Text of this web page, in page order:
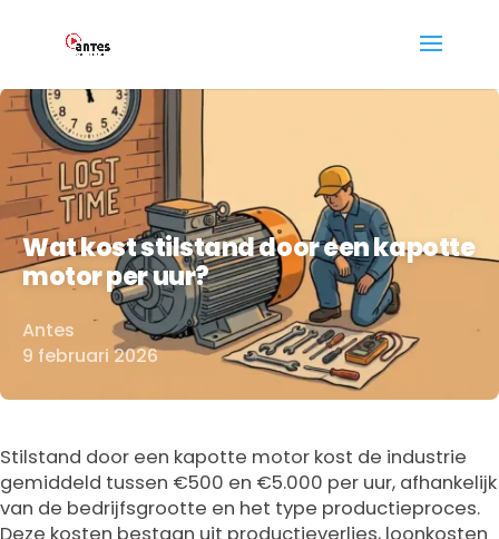
Wat kost stilstand door een kapotte
motor per uur?
Door
Antes
9 februari 2026
Stilstand door een kapotte motor kost de industrie
gemiddeld tussen €500 en €5.000 per uur, afhankelijk
van de bedrijfsgrootte en het type productieproces.